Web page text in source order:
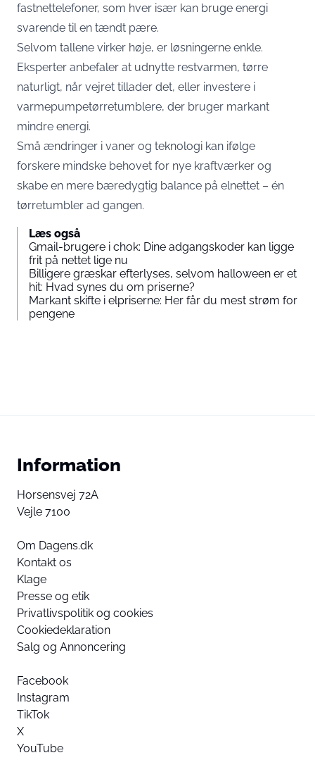
fastnettelefoner, som hver især kan bruge energi
svarende til en tændt pære.
Selvom tallene virker høje, er løsningerne enkle.
Eksperter anbefaler at udnytte restvarmen, tørre
naturligt, når vejret tillader det, eller investere i
varmepumpetørretumblere, der bruger markant
mindre energi.
Små ændringer i vaner og teknologi kan ifølge
forskere mindske behovet for nye kraftværker og
skabe en mere bæredygtig balance på elnettet – én
tørretumbler ad gangen.
Læs også
Gmail-brugere i chok: Dine adgangskoder kan ligge
frit på nettet lige nu
Billigere græskar efterlyses, selvom halloween er et
hit: Hvad synes du om priserne?
Markant skifte i elpriserne: Her får du mest strøm for
pengene
Information
Horsensvej 72A
Vejle 7100
Om Dagens.dk
Kontakt os
Klage
Presse og etik
Privatlivspolitik og cookies
Cookiedeklaration
Salg og Annoncering
Facebook
Instagram
TikTok
X
YouTube